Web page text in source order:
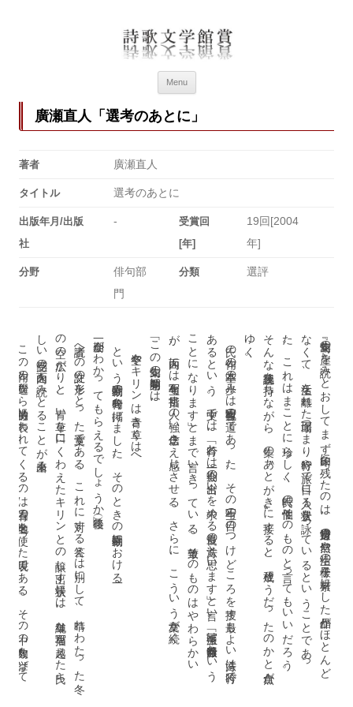
詩歌文学館賞
Menu
廣瀬直人「選考のあとに」
著者 廣瀬直人
タイトル 選考のあとに
出版年月/出版
社
-
受賞回
[年]
19回[2004
年]
分野
俳句部
門
分類 選評
句集『葛の
崖』を
読み
と
お
し
て
ま
ず
印象に
残っ
た
の
は
、
日常身辺の
自然や
生活の
様子を
素材に
し
た
作品が
ほ
と
ん
ど
なく
て
、
生活を
離れ
た
場面つ
ま
り
吟行や
旅で
目に
入る
状景を
詠っ
て
い
る
と
い
う
こ
と
で
あ
っ
た。
こ
れ
は
ま
こ
と
に
珍ら
し
く
、
峠氏の
個性そ
の
も
の
と
言っ
て
も
い
い
だ
ろ
う
。
そん
な
読後感を
持ち
な
が
ら
、
集の
〝あ
と
が
き
〟に
接す
る
と
、
成程そ
う
だ
っ
た
の
か
と
合点が
ゆく
。
氏の
作句の
基本の
歩み
は
客観写生の
道で
あ
っ
た
。
そ
の
写生の
目の
つ
け
ど
こ
ろ
を
捜す
最も
よ
い
方法は
吟行で
あ
る
と
い
う
。
文中で
は
、
「吟行と
は
一期一会の
出合い
を
求め
る
最良の
方法と
思い
ま
す
」と
言い
、
「写生派は
当然吟行派と
い
う
こ
と
に
な
り
ま
す
」と
ま
で
言い
き
っ
て
い
る
。
筆致そ
の
も
の
は
や
わ
ら
か
い
が
、
内面に
は
写生句を
目指す
人の
強い
信念さ
え
感じ
さ
せ
る
。
さ
ら
に
、
こ
う
い
う
文章が
続く
。
「この句集の開巻第一句には、
冬空やキリンは青き草くはへ
という動物園の吟行句を掲げました。そのときの動物園における一
期一会がわかってもらえるでしょうか（後略）」
読者へ
の
註文の
形を
と
っ
た
文章で
あ
る
。
こ
れ
に
対す
る
答え
は
別に
し
て
、
晴れ
わ
た
っ
た
冬
の
空の
広が
り
と
、
青い
草を
口に
く
わ
え
た
キ
リ
ン
と
の
醸し
出す
状景に
は
、
単純な
描写を
越え
た
氏ら
し
い
感受の
内面を
読み
と
る
こ
と
が
出来る
。
こ
の
作句の
過程か
ら
特徴的に
表わ
れ
て
く
る
の
は
固有の
地名を
使っ
た
表現で
あ
る
。
そ
の
中の
数句を
挙げ
て
み
る